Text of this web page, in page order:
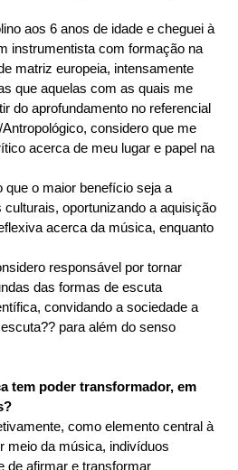
aos 6 anos de idade e cheguei à
instrumentista com formação na
matriz europeia, intensamente
que aquelas com as quais me
do aprofundamento no referencial
considero que me
acerca de meu lugar e papel na
que o maior benefício seja a
oportunizando a aquisição
acerca da música, enquanto
responsável por tornar
das formas de escuta
convidando a sociedade a
para além do senso
tem poder transformador, em
como elemento central à
meio da música, indivíduos
de afirmar e transformar